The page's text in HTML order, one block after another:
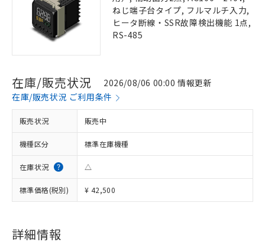
ねじ端子台タイプ, フルマルチ入力,
ヒータ断線・SSR故障検出機能 1点,
RS-485
在庫/販売状況
2026/08/06 00:00 情報更新
在庫/販売状況 ご利用条件
販売状況 販売中
機種区分 標準在庫機種
在庫状況 △
標準価格(税別) ¥ 42,500
詳細情報